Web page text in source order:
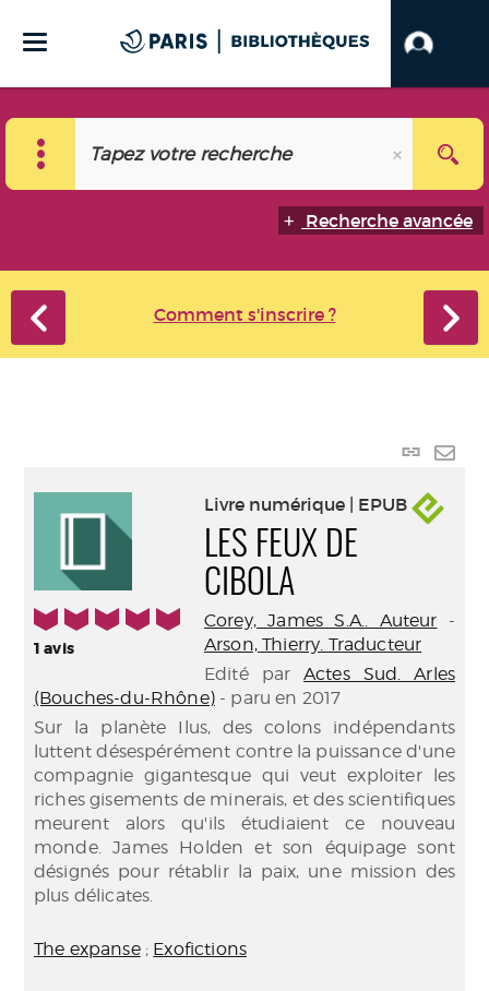
Recherche avancée
Comment s'inscrire ?
Lien
5/5
1avis
Livre numérique | EPUB
LES FEUX DE
CIBOLA
Corey, James S.A.. Auteur -
Arson, Thierry. Traducteur
Edité parActes Sud. Arles
(Bouches-du-Rhône)- paru en 2017
Sur la planète Ilus, des colons indépendants
luttent désespérément contre la puissance d'une
compagnie gigantesque qui veut exploiter les
riches gisements de minerais, et des scientifiques
meurent alors qu'ils étudiaient ce nouveau
monde. James Holden et son équipage sont
désignés pour rétablir la paix, une mission des
plus délicates.
The expanse; Exofictions